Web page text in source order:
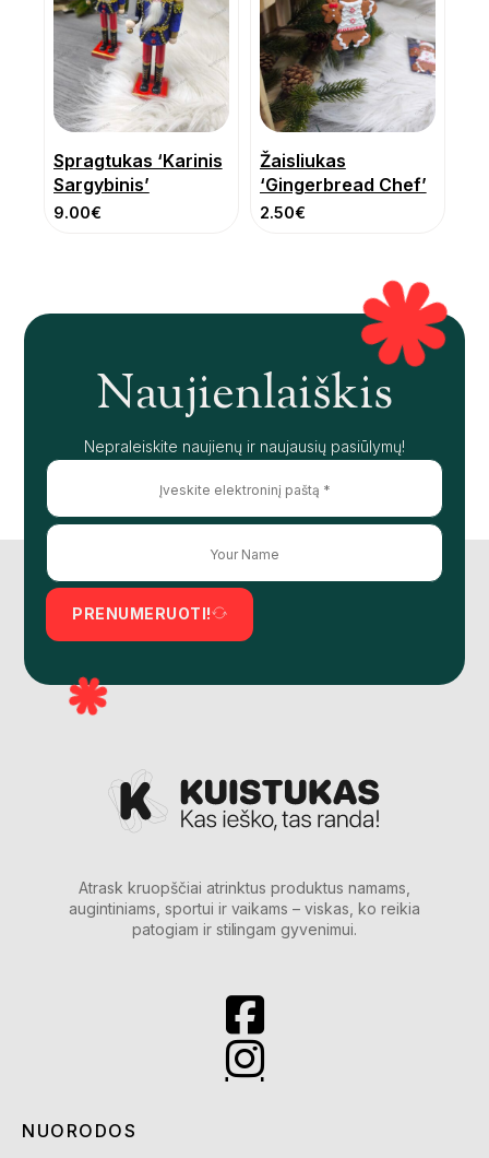
Spragtukas ‘Karinis
Sargybinis’
9.00€
Žaisliukas
‘Gingerbread Chef’
2.50€
Naujienlaiškis
Nepraleiskite naujienų ir naujausių pasiūlymų!
PRENUMERUOTI!
Atrask kruopščiai atrinktus produktus namams,
augintiniams, sportui ir vaikams – viskas, ko reikia
patogiam ir stilingam gyvenimui.
NUORODOS